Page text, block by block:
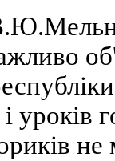
урокiв